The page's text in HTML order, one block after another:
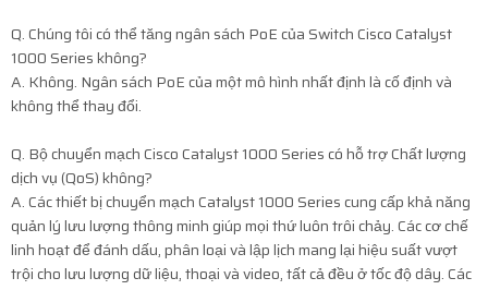
Q. Chúng tôi có thể tăng ngân sách PoE của Switch Cisco Catalyst
1000 Series không?
A. Không. Ngân sách PoE của một mô hình nhất định là cố định và
không thể thay đổi.
Q. Bộ chuyển mạch Cisco Catalyst 1000 Series có hỗ trợ Chất lượng
dịch vụ (QoS) không?
A. Các thiết bị chuyển mạch Catalyst 1000 Series cung cấp khả năng
quản lý lưu lượng thông minh giúp mọi thứ luôn trôi chảy. Các cơ chế
linh hoạt để đánh dấu, phân loại và lập lịch mang lại hiệu suất vượt
trội cho lưu lượng dữ liệu, thoại và video, tất cả đều ở tốc độ dây. Các